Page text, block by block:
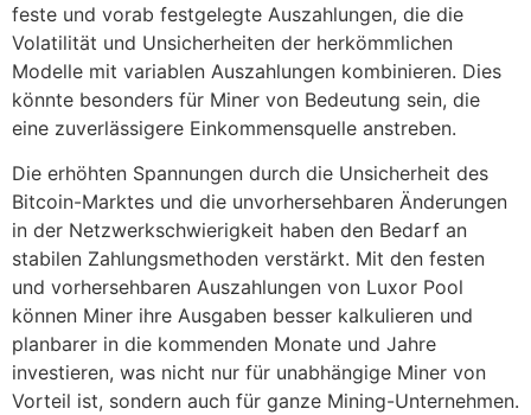
feste und vorab festgelegte Auszahlungen, die die
Volatilität und Unsicherheiten der herkömmlichen
Modelle mit variablen Auszahlungen kombinieren. Dies
könnte besonders für Miner von Bedeutung sein, die
eine zuverlässigere Einkommensquelle anstreben.
Die erhöhten Spannungen durch die Unsicherheit des
Bitcoin-Marktes und die unvorhersehbaren Änderungen
in der Netzwerkschwierigkeit haben den Bedarf an
stabilen Zahlungsmethoden verstärkt. Mit den festen
und vorhersehbaren Auszahlungen von Luxor Pool
können Miner ihre Ausgaben besser kalkulieren und
planbarer in die kommenden Monate und Jahre
investieren, was nicht nur für unabhängige Miner von
Vorteil ist, sondern auch für ganze Mining-Unternehmen.